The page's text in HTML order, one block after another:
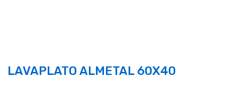
LAVAPLATO ALMETAL 60X40